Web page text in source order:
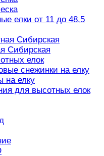
елки от 11 до 48,5
Сибирская
Сибирская
елок
снежинки на елку
на елку
для высотных елок